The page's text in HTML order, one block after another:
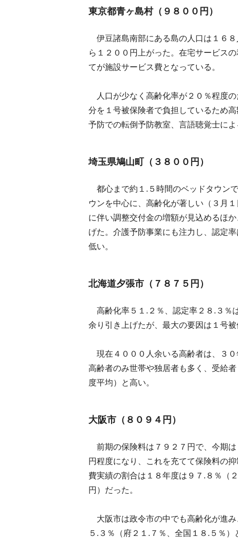
東京都青ヶ島村（９８００円）
伊豆諸島南部にある島の人口は１６
ら１２００円上がった。在宅サービス
てが施設サービス費となっている。
人口が少なく高齢化率が２０％程度
分を１号被保険者で負担しているため
予防での転倒予防教室、言語聴覚士に
埼玉県鳩山町（３８００円）
都心まで約１.５時間のベッドタウン
ウンを中心に、高齢化が著しい（３月
に伴い調整交付金の増額が見込めるほ
げた。介護予防事業にも注力し、認定
低い。
北海道夕張市（７８７５円）
高齢化率５１.２％、認定率２８.３％
余り引き上げたが、最大の要因は１号被
現在４０００人余いる高齢者は、３０
高齢者のみ世帯や独居者も多く、受給
度平均）と高い。
大阪市（８０９４円）
前期の保険料は７９２７円で、今期
円程度になり、これを充てて保険料の
費実績の割合は１８年度は９７.８％（
円）だった。
大阪市は政令市の中でも高齢化が進
５.３％（府２１.７％、全国１８.５％）